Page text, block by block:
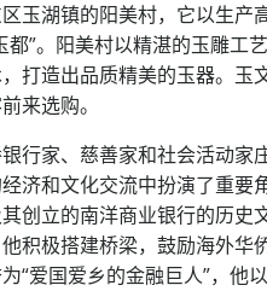
玉湖镇的阳美村，它以生
都”。阳美村以精湛的玉雕
打造出品质精美的玉器。
来选购。
行家、慈善家和社会活动家
济和文化交流中扮演了重
创立的南洋商业银行的历
积极搭建桥梁，鼓励海外
“爱国爱乡的金融巨人”，他